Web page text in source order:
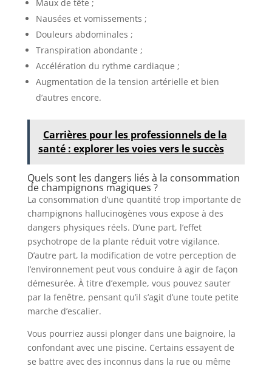
Maux de tête ;
Nausées et vomissements ;
Douleurs abdominales ;
Transpiration abondante ;
Accélération du rythme cardiaque ;
Augmentation de la tension artérielle et bien
d’autres encore.
Carrières pour les professionnels de la
santé : explorer les voies vers le succès
Quels sont les dangers liés à la consommation
de champignons magiques ?
La consommation d’une quantité trop importante de
champignons hallucinogènes vous expose à des
dangers physiques réels. D’une part, l’effet
psychotrope de la plante réduit votre vigilance.
D’autre part, la modification de votre perception de
l’environnement peut vous conduire à agir de façon
démesurée. À titre d’exemple, vous pouvez sauter
par la fenêtre, pensant qu’il s’agit d’une toute petite
marche d’escalier.
Vous pourriez aussi plonger dans une baignoire, la
confondant avec une piscine. Certains essayent de
se battre avec des inconnus dans la rue ou même